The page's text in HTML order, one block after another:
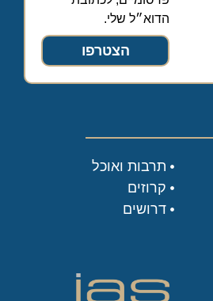
הדוא״ל שלי.
הצטרפו
תרבות ואוכל
קרוזים
דרושים